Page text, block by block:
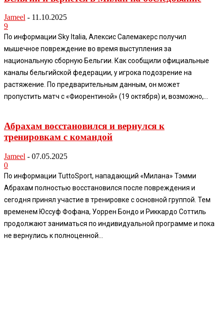
Jameel - 11.10.2025
9
По информации Sky Italia, Алексис Салемакерс получил
мышечное повреждение во время выступления за
национальную сборную Бельгии. Как сообщили официальные
каналы бельгийской федерации, у игрока подозрение на
растяжение. По предварительным данным, он может
пропустить матч с «Фиорентиной» (19 октября) и, возможно,...
Абрахам восстановился и вернулся к
тренировкам с командой
Jameel - 07.05.2025
0
По информации TuttoSport, нападающий «Милана» Тэмми
Абрахам полностью восстановился после повреждения и
сегодня принял участие в тренировке с основной группой. Тем
временем Юссуф Фофана, Уоррен Бондо и Риккардо Соттиль
продолжают заниматься по индивидуальной программе и пока
не вернулись к полноценной...